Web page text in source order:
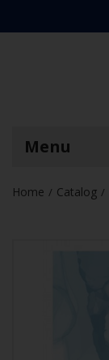
Menu
Home / Catalog /